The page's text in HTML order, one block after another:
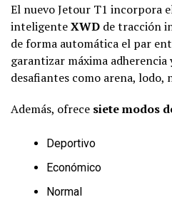
El nuevo Jetour T1 incorpora
inteligenteXWD de tracción
de forma automática el par
garantizar máxima
desafiantes como arena, lodo,
Además, ofrece siete modos
Deportivo
Económico
Normal